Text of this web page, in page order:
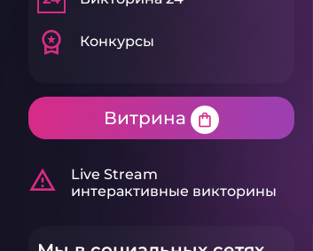
workspace_premium Конкурсы
Витрина shopping_bag
warning_amber
Live Stream
интерактивные викторины